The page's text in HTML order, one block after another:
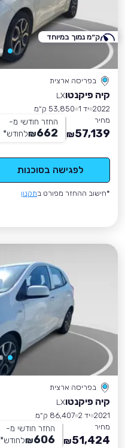
בפריסה ארצית
קיה פיקנטוLX
2022 יד 1
53,850 ק״מ
מחיר
57,139
₪
החזר חודשי מ-
662
₪לחודש*
לפגישה בסוכנות
*חישוב ההחזר מפורט בתקנון
ק״מ נמוך במיוחד
בפריסה ארצית
קיה פיקנטוLX
2021 יד 2
86,407 ק״מ
מחיר
51,424
₪
החזר חודשי מ-
606
₪לחודש*